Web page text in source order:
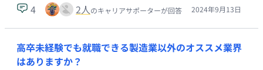
4 2人のキャリアサポーターが回答 2024年9月13日
高卒未経験でも就職できる製造業以外のオススメ業界
はありますか？